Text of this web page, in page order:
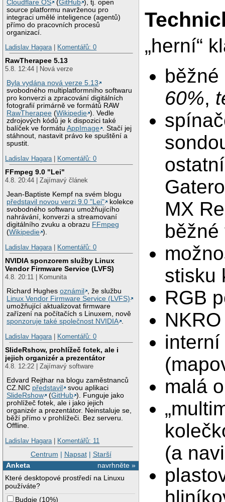
Cloudflare OS
(GitHub ), tj. open
source platformu navrženou pro
integraci umělé inteligence (agentů)
přímo do pracovních procesů
organizací.
Ladislav Hagara| Komentářů: 0
RawTherapee 5.13
5.8. 12:44 | Nová verze
Byla vydána nová verze 5.13
svobodného multiplatformního softwaru
pro konverzi a zpracování digitálních
fotografií primárně ve formátů RAW
RawTherapee (Wikipedie ). Vedle
zdrojových kódů je k dispozici také
balíček ve formátuAppImage . Stačí jej
stáhnout, nastavit právo ke spuštění a
spustit.
Ladislav Hagara| Komentářů: 0
FFmpeg 9.0 "Lei"
4.8. 20:44 | Zajímavý článek
Jean-Baptiste Kempf na svém blogu
představil novou verzi 9.0 "Lei"
kolekce
svobodného softwaru umožňujícího
nahrávání, konverzi a streamovaní
digitálního zvuku a obrazu FFmpeg
(Wikipedie ).
Ladislav Hagara| Komentářů: 0
NVIDIA sponzorem služby Linux
Vendor Firmware Service (LVFS)
4.8. 20:11 | Komunita
Richard Hughesoznámil
, že službu
Linux Vendor Firmware Service (LVFS)
umožňující aktualizovat firmware
zařízení na počítačích s Linuxem, nově
sponzoruje také společnost NVIDIA .
Ladislav Hagara| Komentářů: 0
SlideRshow, prohlížeč fotek, ale i
jejich organizér a prezentátor
4.8. 12:22 | Zajímavý software
Edvard Rejthar na blogu zaměstnanců
CZ.NIC představil
svou aplikaci
SlideRshow
(GitHub ). Funguje jako
prohlížeč fotek, ale i jako jejich
organizér a prezentátor. Neinstaluje se,
běží přímo v prohlížeči. Bez serveru.
Offline.
Ladislav Hagara| Komentářů: 11
Centrum | Napsat| Starší
navrhněte »
Anketa
Které desktopové prostředí na Linuxu
používáte?
Budgie (10%)
„herní“
60%,
MX
běžné
stisku
RGB
NKRO
malá
(a